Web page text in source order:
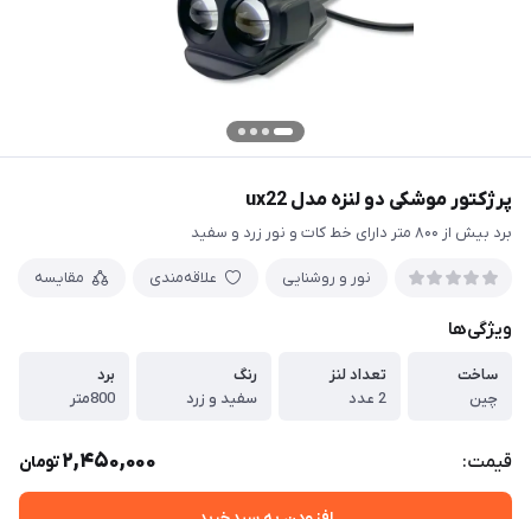
پرژکتور موشکی دو لنزه مدل ux22
برد بیش از ۸۰۰ متر دارای خط کات و نور زرد و سفید
نور و روشنایی علاقه‌مندی مقایسه
ویژگی‌ها
ساخت
چین
تعداد لنز
2 عدد
رنگ
سفید و زرد
برد
800متر
قیمت: 2,450,000تومان